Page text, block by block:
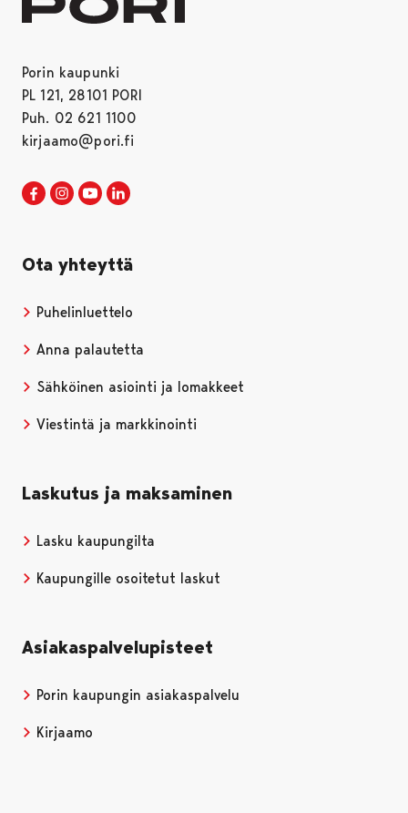
Porin kaupunki
PL 121, 28101 PORI
Puh. 02 621 1100
kirjaamo@pori.fi
Porin kaupunki Facebookissa
Avautuu uudessa välilehdessä
Porin kaupunki Instagramissa
Avautuu uudessa välilehdessä
Porin kaupunki Youtubessa
Avautuu uudessa välilehdessä
Ota yhteyttä
Puhelinluettelo
Anna palautetta
Sähköinen asiointi ja lomakkeet
Viestintä ja markkinointi
Laskutus ja maksaminen
Lasku kaupungilta
Kaupungille osoitetut laskut
Asiakaspalvelupisteet
Porin kaupungin asiakaspalvelu
Kirjaamo